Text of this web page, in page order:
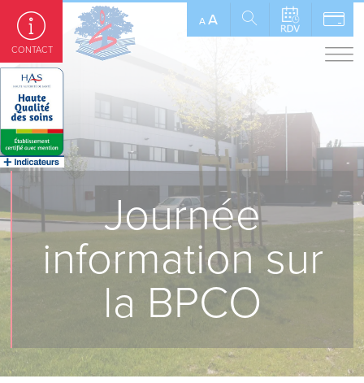
A A
Journée
information sur
la BPCO
CONTACT
Panneau de gestion des cookies